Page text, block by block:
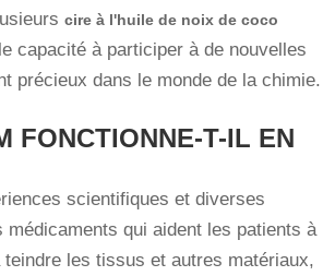
cire à l'huile de noix de coco
capacité à participer à de nouvelles
précieux dans le monde de la chimie.
FONCTIONNE-T-IL EN
scientifiques et diverses
qui aident les patients à
les tissus et autres matériaux,